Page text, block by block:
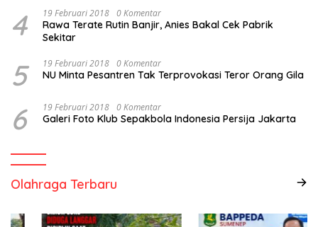
4 19 Februari 2018 0 Komentar
Rawa Terate Rutin Banjir, Anies Bakal Cek Pabrik
Sekitar
5 19 Februari 2018 0 Komentar
NU Minta Pesantren Tak Terprovokasi Teror Orang Gila
6 19 Februari 2018 0 Komentar
Galeri Foto Klub Sepakbola Indonesia Persija Jakarta
Olahraga Terbaru